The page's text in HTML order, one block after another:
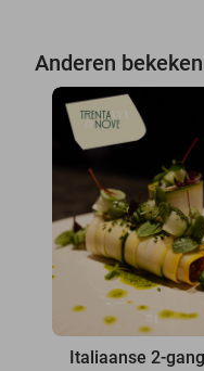
Anderen
Italiaanse 2-